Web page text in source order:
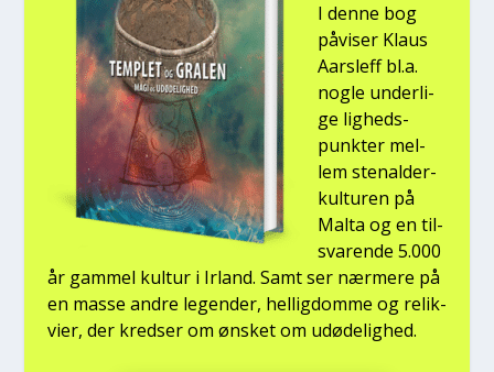
I den­ne bog
påvi­ser Klaus
Aars­l­eff bl.a.
nog­le under­li­
ge lig­heds­
punk­ter mel­
lem ste­nal­der­
kul­tu­ren på
Mal­ta og en til­
sva­ren­de 5.000
år gam­mel kul­tur i Irland. Samt ser nær­me­re på
en mas­se andre legen­der, hel­lig­dom­me og relik­
vi­er, der kred­ser om ønsket om udø­de­lig­hed.